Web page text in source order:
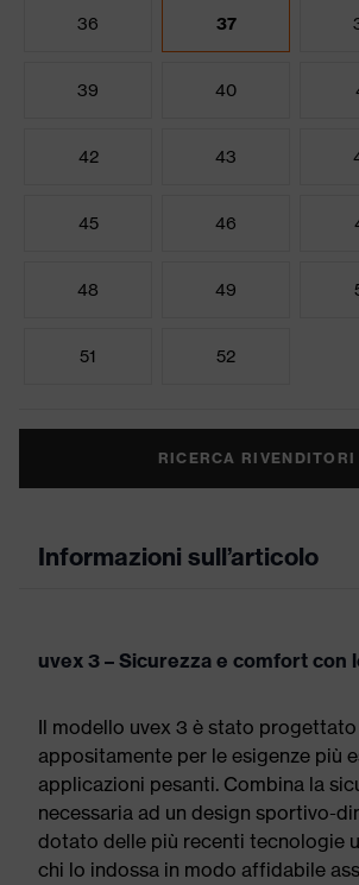
36 37
39 40
42 43
45 46
48 49
51 52
RICERCA RIVENDITORI
Informazioni sull’articolo
uvex 3 – Sicurezza e comfort con
Il modello uvex 3 è stato progettato
appositamente per le esigenze più
applicazioni pesanti. Combina la
necessaria ad un design sportivo-
dotato delle più recenti tecnologie
chi lo indossa in modo affidabile